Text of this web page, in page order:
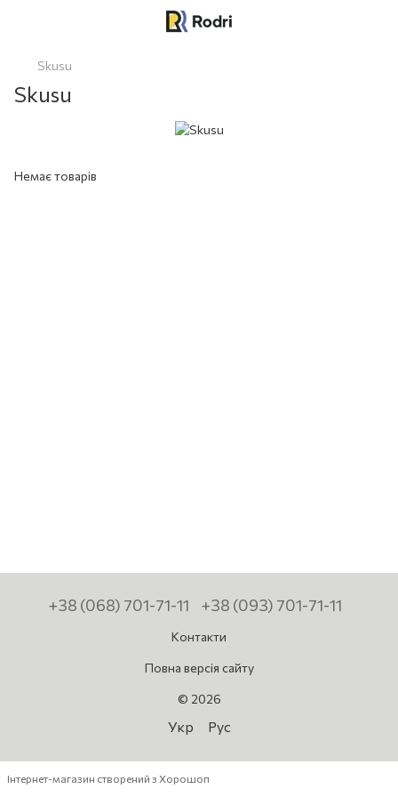
Skusu
Skusu
Немає товарів
+38 (068) 701-71-11 +38 (093) 701-71-11
Контакти
Повна версія сайту
© 2026
Укр Рус
Інтернет-магазин створений з Хорошоп